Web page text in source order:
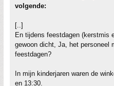
volgende:
[..]
En tijdens feestdagen (kerstmis
gewoon dicht, Ja, het personeel
feestdagen?
In mijn kinderjaren waren de
en 13:30.